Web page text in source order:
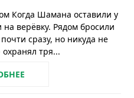
Когда Шамана оставили у
верёвку. Рядом бросили
сразу, но никуда не
тря...